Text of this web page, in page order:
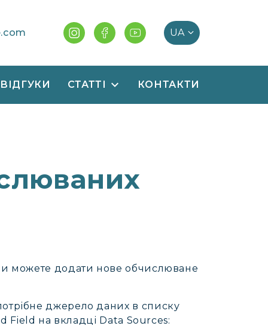
ВІДГУКИ СТАТТІ КОНТАКТИ
можете додати нове обчислюване
джерело даних в списку
Field на вкладці Data Sources: